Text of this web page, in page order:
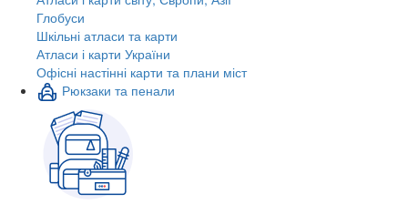
Глобуси
Шкільні атласи та карти
Атласи і карти України
Офісні настінні карти та плани міст
Рюкзаки та пенали